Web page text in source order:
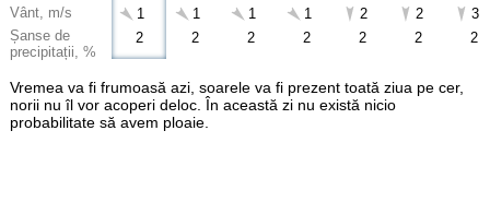
Vânt, m/s
Șanse de
precipitații, %
1
2
1
2
1
2
1
2
2
2
2
2
3
2
Vremea va fi frumoasă azi, soarele va fi prezent toată ziua pe cer,
norii nu îl vor acoperi deloc. În această zi nu există nicio
probabilitate să avem ploaie.